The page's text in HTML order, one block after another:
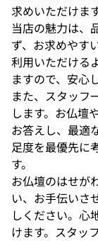
求めいただけます
当店の魅力は、
ず、お求めやす
利用いただける
ますので、安心
また、スタッフ
します。お仏壇
お答えし、最適
足度を最優先に
す。
お仏壇のはせが
い、お手伝いさ
しください。心
けます。スタッ